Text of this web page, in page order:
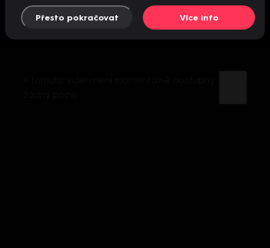
Přesto pokračovat Více info